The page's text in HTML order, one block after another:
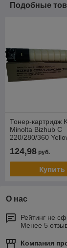
Подобные
Тонер-картридж
Minolta Bizhub C
220/280/360
124,98 руб.
Купить
О нас
Рейтинг не
Менее 5
Компания